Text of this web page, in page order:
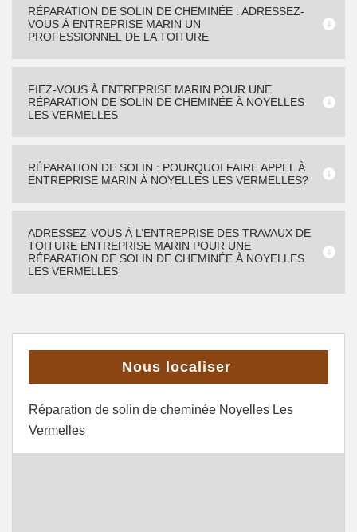
RÉPARATION DE SOLIN DE CHEMINÉE : ADRESSEZ-
VOUS À ENTREPRISE MARIN UN
PROFESSIONNEL DE LA TOITURE
FIEZ-VOUS À ENTREPRISE MARIN POUR UNE
RÉPARATION DE SOLIN DE CHEMINÉE À NOYELLES
LES VERMELLES
RÉPARATION DE SOLIN : POURQUOI FAIRE APPEL À
ENTREPRISE MARIN À NOYELLES LES VERMELLES?
ADRESSEZ-VOUS À L’ENTREPRISE DES TRAVAUX DE
TOITURE ENTREPRISE MARIN POUR UNE
RÉPARATION DE SOLIN DE CHEMINÉE À NOYELLES
LES VERMELLES
Nous localiser
Réparation de solin de cheminée Noyelles Les
Vermelles